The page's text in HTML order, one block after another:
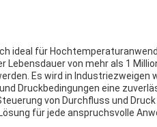
ideal für
Lebensdauer von mehr als 1
Es wird in Industriezweigen
Druckbedingungen eine
von Durchfluss und
für jede anspruchsvolle